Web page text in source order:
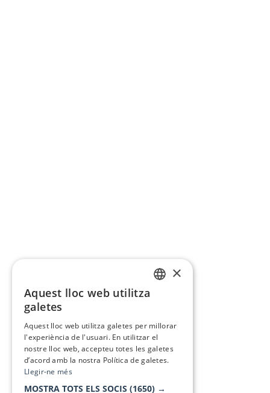
×
Aquest lloc web utilitza
galetes
Aquest lloc web utilitza galetes per millorar
l'experiència de l'usuari. En utilitzar el
nostre lloc web, accepteu totes les galetes
d’acord amb la nostra Política de galetes.
Llegir-ne més
MOSTRA TOTS ELS SOCIS (1650) →